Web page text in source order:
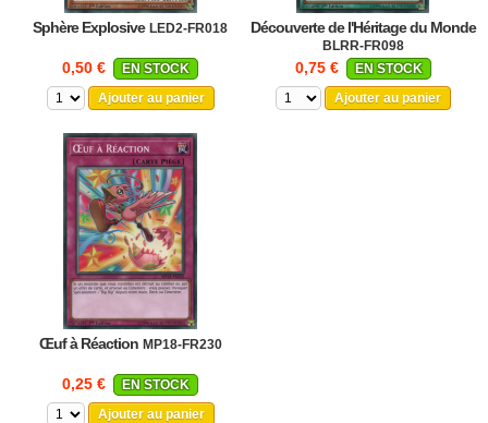
Sphère Explosive LED2-FR018
0,50 €
EN STOCK
Ajouter au panier
Découverte de l'Héritage du Monde
BLRR-FR098
0,75 €
EN STOCK
Ajouter au panier
Œuf à Réaction MP18-FR230
0,25 €
EN STOCK
Ajouter au panier